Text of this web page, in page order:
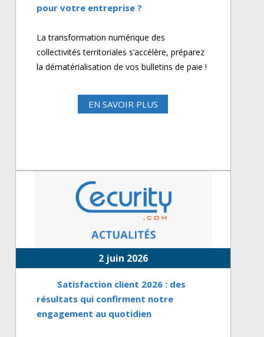
pour votre entreprise ?
La transformation numérique des
collectivités territoriales s’accélère, préparez
la dématérialisation de vos bulletins de paie !
EN SAVOIR PLUS
2 juin 2026
Satisfaction client 2026 : des
résultats qui confirment notre
engagement au quotidien